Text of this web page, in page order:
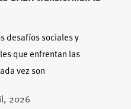
desafíos sociales y
que enfrentan las
vez son
2026